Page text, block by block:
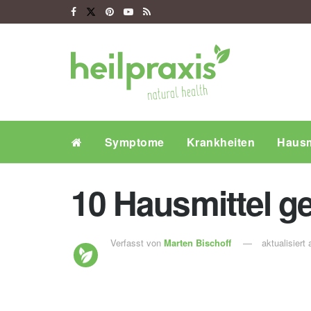
Symptome Krankheiten
10 Hausmittel
Verfasst von Marten Bischoff aktualisiert